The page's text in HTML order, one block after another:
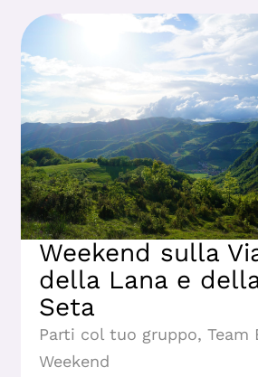
Weekend sulla
della Lana e
Seta
Parti col tuo gruppo, Team
Weekend